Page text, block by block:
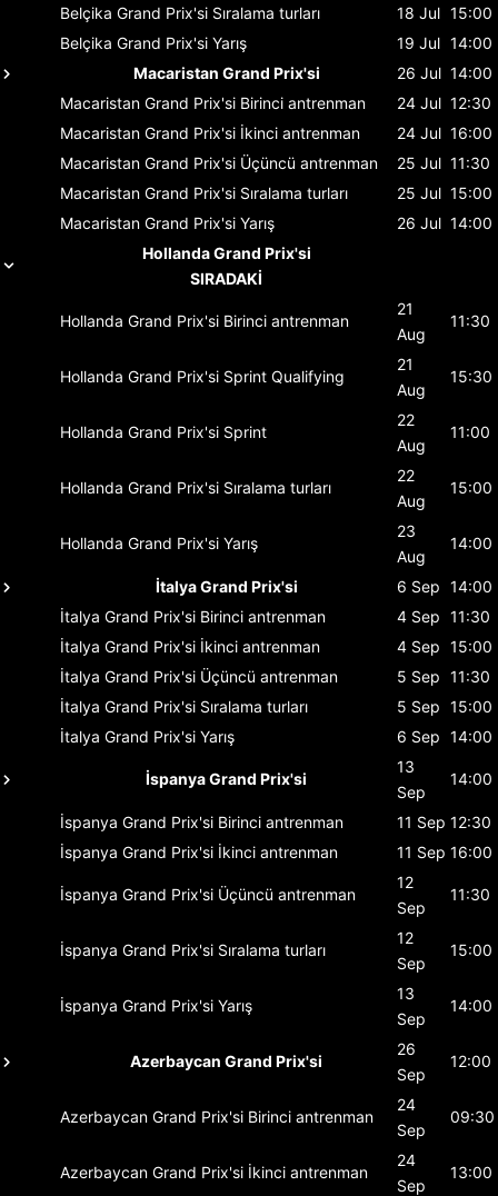
Belçika Grand Prix'si Sıralama turları 18 Jul 15:00
Belçika Grand Prix'si Yarış 19 Jul 14:00
Macaristan Grand Prix'si
26 Jul 14:00
Macaristan Grand Prix'si Birinci antrenman 24 Jul 12:30
Macaristan Grand Prix'si İkinci antrenman 24 Jul 16:00
Macaristan Grand Prix'si Üçüncü antrenman 25 Jul 11:30
Macaristan Grand Prix'si Sıralama turları 25 Jul 15:00
Macaristan Grand Prix'si Yarış 26 Jul 14:00
Hollanda Grand Prix'si
SIRADAKİ
Hollanda Grand Prix'si Birinci antrenman
21
Aug
11:30
Hollanda Grand Prix'si Sprint Qualifying
21
Aug
15:30
Hollanda Grand Prix'si Sprint
22
Aug
11:00
Hollanda Grand Prix'si Sıralama turları
22
Aug
15:00
Hollanda Grand Prix'si Yarış
23
Aug
14:00
İtalya Grand Prix'si 6 Sep 14:00
İtalya Grand Prix'si Birinci antrenman 4 Sep 11:30
İtalya Grand Prix'si İkinci antrenman 4 Sep 15:00
İtalya Grand Prix'si Üçüncü antrenman 5 Sep 11:30
İtalya Grand Prix'si Sıralama turları 5 Sep 15:00
İtalya Grand Prix'si Yarış 6 Sep 14:00
İspanya Grand Prix'si
13
Sep
14:00
İspanya Grand Prix'si Birinci antrenman 11 Sep 12:30
İspanya Grand Prix'si İkinci antrenman 11 Sep 16:00
İspanya Grand Prix'si Üçüncü antrenman
12
Sep
11:30
İspanya Grand Prix'si Sıralama turları
12
Sep
15:00
İspanya Grand Prix'si Yarış
13
Sep
14:00
Azerbaycan Grand Prix'si
26
Sep
12:00
Azerbaycan Grand Prix'si Birinci antrenman
24
Sep
09:30
Azerbaycan Grand Prix'si İkinci antrenman
24
Sep
13:00